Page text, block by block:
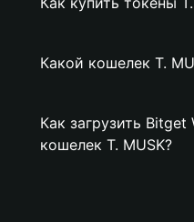
Какой кошелек T.
Как загрузить Bitget
кошелек T. MUSK?